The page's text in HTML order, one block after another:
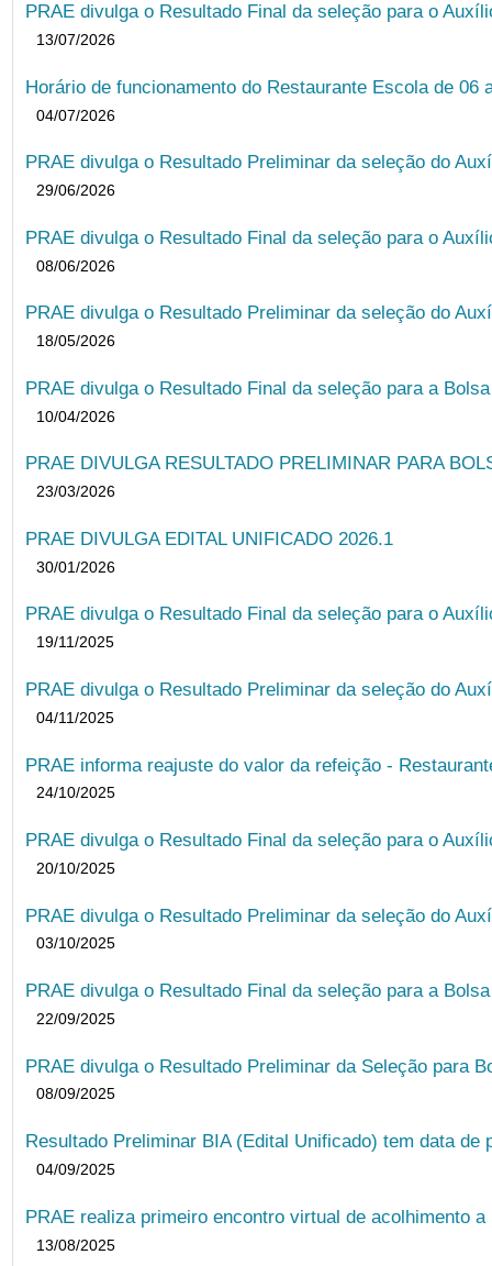
PRAE divulga o Resultado Final da seleção para o
13/07/2026
Horário de funcionamento do Restaurante Escola de 06
04/07/2026
PRAE divulga o Resultado Preliminar da seleção do
29/06/2026
PRAE divulga o Resultado Final da seleção para o
08/06/2026
PRAE divulga o Resultado Preliminar da seleção do
18/05/2026
PRAE divulga o Resultado Final da seleção para a
10/04/2026
PRAE DIVULGA RESULTADO PRELIMINAR PARA
23/03/2026
PRAE DIVULGA EDITAL UNIFICADO 2026.1
30/01/2026
PRAE divulga o Resultado Final da seleção para o
19/11/2025
PRAE divulga o Resultado Preliminar da seleção do
04/11/2025
PRAE informa reajuste do valor da refeição -
24/10/2025
PRAE divulga o Resultado Final da seleção para o
20/10/2025
PRAE divulga o Resultado Preliminar da seleção do
03/10/2025
PRAE divulga o Resultado Final da seleção para a
22/09/2025
PRAE divulga o Resultado Preliminar da Seleção para
08/09/2025
Resultado Preliminar BIA (Edital Unificado) tem data de
04/09/2025
PRAE realiza primeiro encontro virtual de acolhimento
13/08/2025